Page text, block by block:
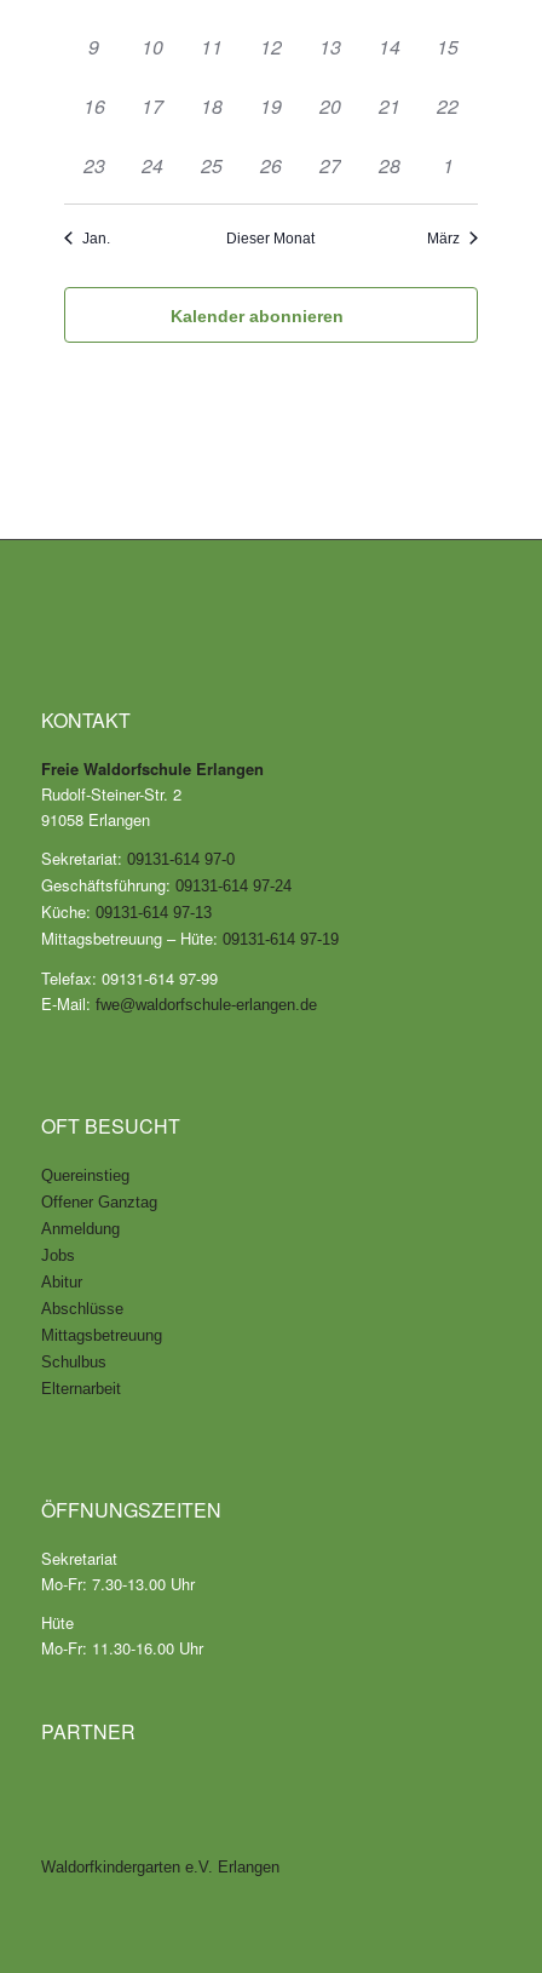
0
9
0
10
1
11
0
12
0
13
0
14
0
15
0
16
0
17
0
18
0
19
0
20
0
21
0
22
0
23
0
24
0
25
0
26
0
27
0
28
0
1
Jan. Dieser Monat März
Kalender abonnieren
KONTAKT
Freie Waldorfschule Erlangen
Rudolf-Steiner-Str. 2
91058 Erlangen
Sekretariat: 09131-614 97-0
Geschäftsführung: 09131-614 97-24
Küche: 09131-614 97-13
Mittagsbetreuung – Hüte: 09131-614 97-19
Telefax: 09131-614 97-99
E-Mail: fwe@waldorfschule-erlangen.de
OFT BESUCHT
Quereinstieg
Offener Ganztag
Anmeldung
Jobs
Abitur
Abschlüsse
Mittagsbetreuung
Schulbus
Elternarbeit
ÖFFNUNGSZEITEN
Sekretariat
Mo-Fr: 7.30-13.00 Uhr
Hüte
Mo-Fr: 11.30-16.00 Uhr
PARTNER
Waldorfkindergarten e.V. Erlangen